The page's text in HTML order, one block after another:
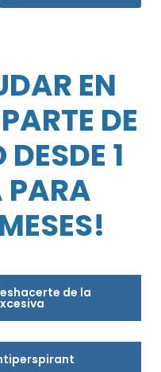
EN
DE
1
PARA
de la